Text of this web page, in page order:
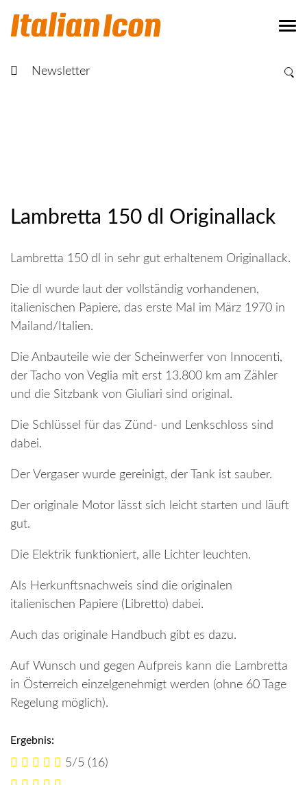
Newsletter
Lambretta 150 dl Originallack
Lambretta 150 dl in sehr gut erhaltenem Originallack.
Die dl wurde laut der vollständig vorhandenen,
italienischen Papiere, das erste Mal im März 1970 in
Mailand/Italien.
Die Anbauteile wie der Scheinwerfer von Innocenti,
der Tacho von Veglia mit erst 13.800 km am Zähler
und die Sitzbank von Giuliari sind original.
Die Schlüssel für das Zünd- und Lenkschloss sind
dabei.
Der Vergaser wurde gereinigt, der Tank ist sauber.
Der originale Motor lässt sich leicht starten und läuft
gut.
Die Elektrik funktioniert, alle Lichter leuchten.
Als Herkunftsnachweis sind die originalen
italienischen Papiere (Libretto) dabei.
Auch das originale Handbuch gibt es dazu.
Auf Wunsch und gegen Aufpreis kann die Lambretta
in Österreich einzelgenehmigt werden (ohne 60 Tage
Regelung möglich).
Ergebnis:
5/5 (16)